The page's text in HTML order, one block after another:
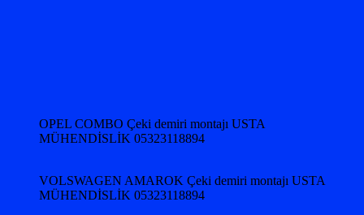
OPEL COMBO Çeki demiri montajı USTA
MÜHENDİSLİK 05323118894
VOLSWAGEN AMAROK Çeki demiri montajı USTA
MÜHENDİSLİK 05323118894